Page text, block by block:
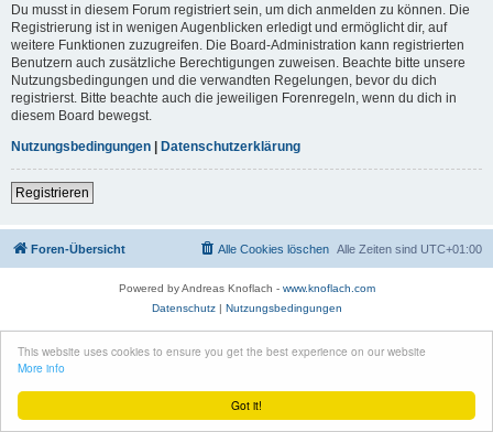
Got it!
This website uses cookies to ensure you get the best experience on our website
More info
Du musst in diesem Forum registriert sein, um dich anmelden zu können. Die
Registrierung ist in wenigen Augenblicken erledigt und ermöglicht dir, auf
weitere Funktionen zuzugreifen. Die Board-Administration kann registrierten
Benutzern auch zusätzliche Berechtigungen zuweisen. Beachte bitte unsere
Nutzungsbedingungen und die verwandten Regelungen, bevor du dich
registrierst. Bitte beachte auch die jeweiligen Forenregeln, wenn du dich in
diesem Board bewegst.
Nutzungsbedingungen | Datenschutzerklärung
Registrieren
Foren-Übersicht Alle Zeiten sind UTC+01:00
Alle Cookies löschen
Powered by Andreas Knoflach - www.knoflach.com
Datenschutz| Nutzungsbedingungen